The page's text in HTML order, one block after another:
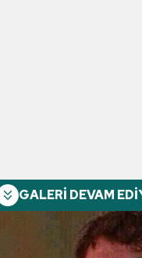
GALERİ DEVAM